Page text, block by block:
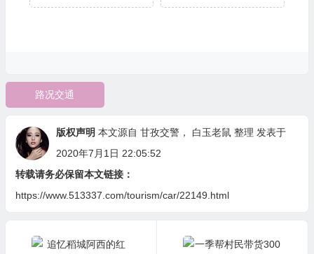
路况交通
版权声明 本文源自 甘孜交警， 白玉老鼠 整理 发表于
2020年7月1日 22:05:52
转载请务必保留本文链接：
https://www.513337.com/tourism/car/22149.html